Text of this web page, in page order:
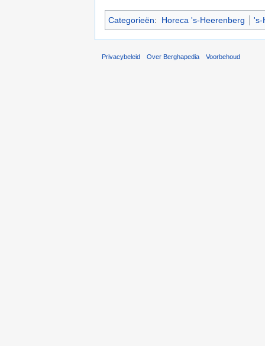
Categorieën: Horeca 's-Heerenberg 's-
Privacybeleid Over Berghapedia Voorbehoud